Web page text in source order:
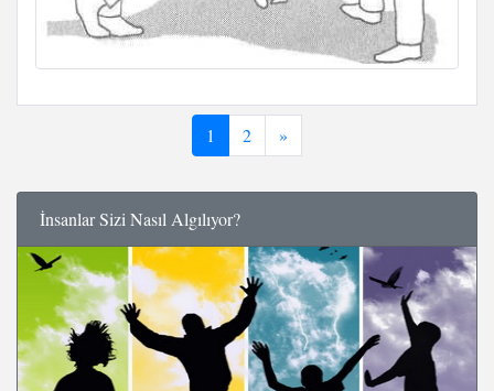
1 2 »
İnsanlar Sizi Nasıl Algılıyor?